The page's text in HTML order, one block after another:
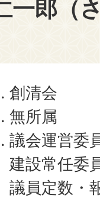
一郎（
創清会
無所属
議会運営委
建設常任委
議員定数・